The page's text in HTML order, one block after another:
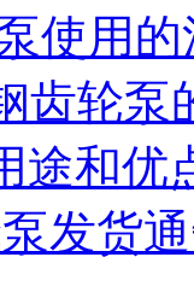
使用
齿轮泵
途和优
发货